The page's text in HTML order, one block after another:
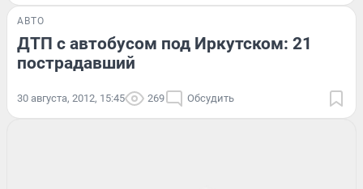
АВТО
ДТП с автобусом под Иркутском: 21
пострадавший
30 августа, 2012, 15:45 269 Обсудить